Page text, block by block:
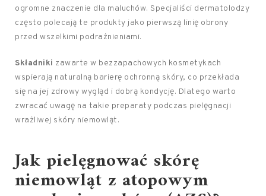
ogromne znaczenie dla maluchów. Specjaliści dermatolodzy
często polecają te produkty jako pierwszą linię obrony
przed wszelkimi podrażnieniami.
Składniki zawarte w bezzapachowych kosmetykach
wspierają naturalną barierę ochronną skóry, co przekłada
się na jej zdrowy wygląd i dobrą kondycję. Dlatego warto
zwracać uwagę na takie preparaty podczas pielęgnacji
wrażliwej skóry niemowląt.
Jak pielęgnować skórę
niemowląt z atopowym